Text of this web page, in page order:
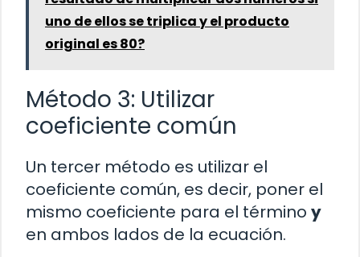
uno de ellos se triplica y el producto
original es 80?
Método 3: Utilizar
coeficiente común
Un tercer método es utilizar el
coeficiente común, es decir, poner el
mismo coeficiente para el término y
en ambos lados de la ecuación.